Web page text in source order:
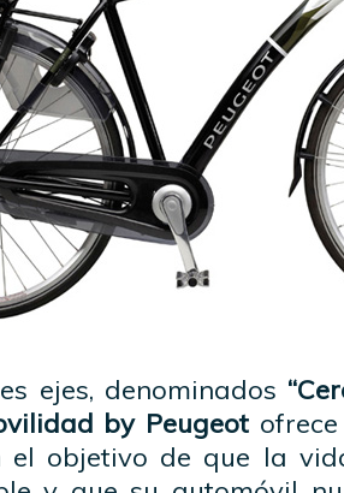
ejes, denominados
by Peugeot
el objetivo de que la